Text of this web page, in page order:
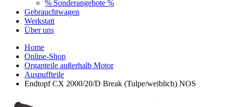
% Sonderangebote %
Gebrauchtwagen
Werkstatt
Über uns
Home
Online-Shop
Organteile außerhalb Motor
Auspuffteile
Endtopf CX 2000/20/D Break (Tulpe/weiblich) NOS